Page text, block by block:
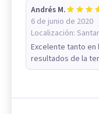
Andrés M.
6 de junio de 2020
Localización:
Excelente tanto
resultados de la